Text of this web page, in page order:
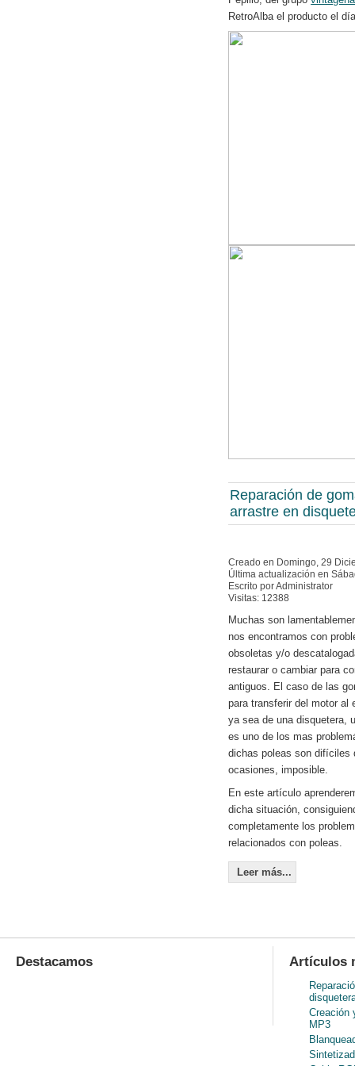
RetroAlba el producto el
Reparación de
arrastre en
Creado en Domingo, 29
Última actualización en
Escrito por Administrator
Visitas: 12388
Muchas son
nos encontramos con
obsoletas y/o
restaurar o cambiar para
antiguos. El caso de las
para transferir del motor al
ya sea de una disquetera,
es uno de los mas
dichas poleas son difíciles
ocasiones, imposible.
En este artículo
dicha situación,
completamente los
relacionados con poleas.
Leer más...
Destacamos Artículos
Creación
MP3